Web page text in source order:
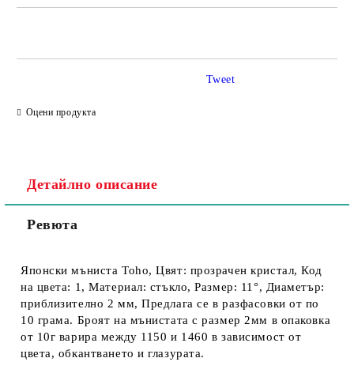
Оцени продукта
Tweet
Детайлно описание
Ревюта
Японски мъниста Toho, Цвят: прозрачен кристал, Код
на цвета: 1, Материал: стъкло, Размер: 11°, Диаметър:
приблизително 2 мм, Предлага се в разфасовки от по
10 грама. Броят на мънистата с размер 2мм в опаковка
от 10г варира между 1150 и 1460 в зависимост от
цвета, обкантването и глазурата.